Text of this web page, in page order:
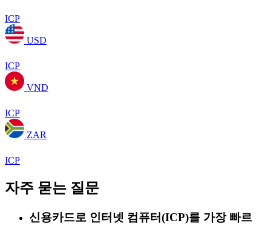
ICP
USD
ICP
VND
ICP
ZAR
ICP
자주 묻는 질문
신용카드로 인터넷 컴퓨터(ICP)를 가장 빠르